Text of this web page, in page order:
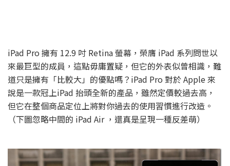
iPad Pro 擁有 12.9 吋 Retina 螢幕，榮膺 iPad 系列問世以
來最巨型的成員，這點毋庸置疑，但它的外表似曾相識，難
道只是擁有「比較大」的優點嗎？iPad Pro 對於 Apple 來
說是一款冠上iPad 抬頭全新的產品，雖然定價較過去高，
但它在整個商品定位上將對你過去的使用習慣進行改造。
（下圖忽略中間的 iPad Air ，還真是呈現一種反差萌）